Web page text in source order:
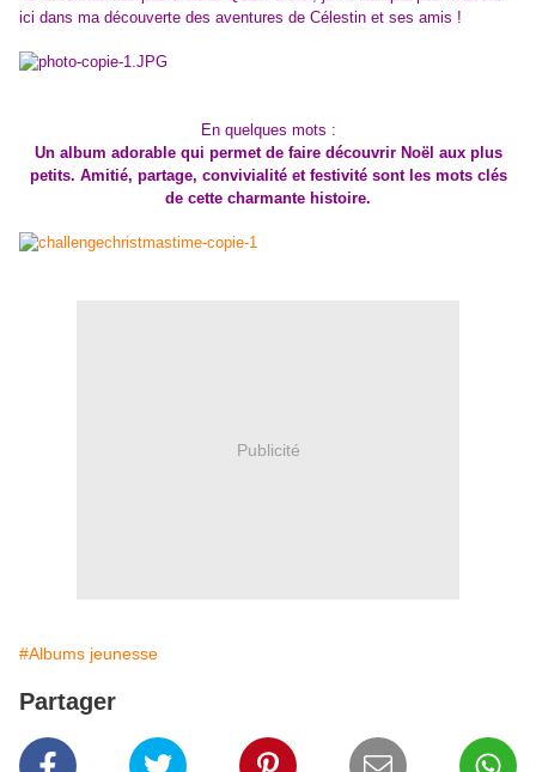
ici dans ma découverte des aventures de Célestin et ses amis !
En quelques mots :
Un album adorable qui permet de faire découvrir Noël aux plus
petits. Amitié, partage, convivialité et festivité sont les mots clés
de cette charmante histoire.
Publicité
#Albums jeunesse
Partager